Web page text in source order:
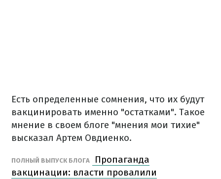
Есть определенные сомнения, что их будут
вакцинировать именно "остатками". Такое
мнение в своем блоге "мнения мои тихие"
высказал Артем Овдиенко.
ПОЛНЫЙ ВЫПУСК БЛОГА
Пропаганда
вакцинации: власти провалили